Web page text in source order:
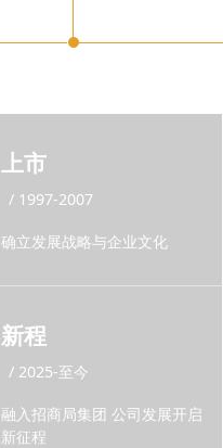
上市
/ 1997-2007
确立发展战略与企业文化
新程
/ 2025-至今
融入招商局集团 公司发展开启
新征程